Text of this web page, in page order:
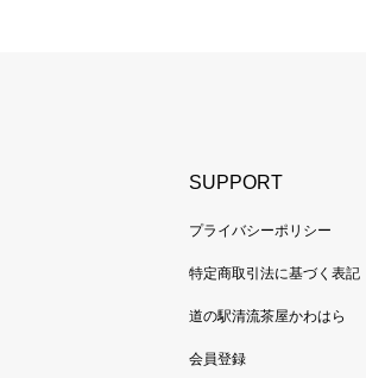
SUPPORT
プライバシーポリシー
特定商取引法に基づく表記
道の駅清流茶屋かわはら
会員登録